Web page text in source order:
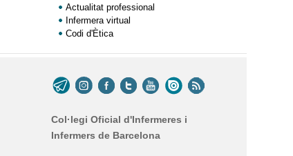
Actualitat professional
Infermera virtual
Codi d'Ètica
Col·legi Oficial d'Infermeres i
Infermers de Barcelona